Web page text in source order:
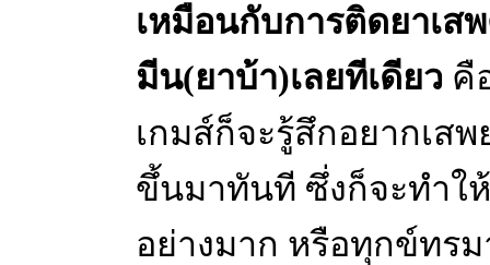
เหมือนกับการติดยาเส
มีน(ยาบ้า)เลยทีเดียว คื
เกมส์ก็จะรู้สึกอยากเส
ขึ้นมาทันที ซึ่งก็จะทำใ
อย่างมาก หรือทุกข์ทร